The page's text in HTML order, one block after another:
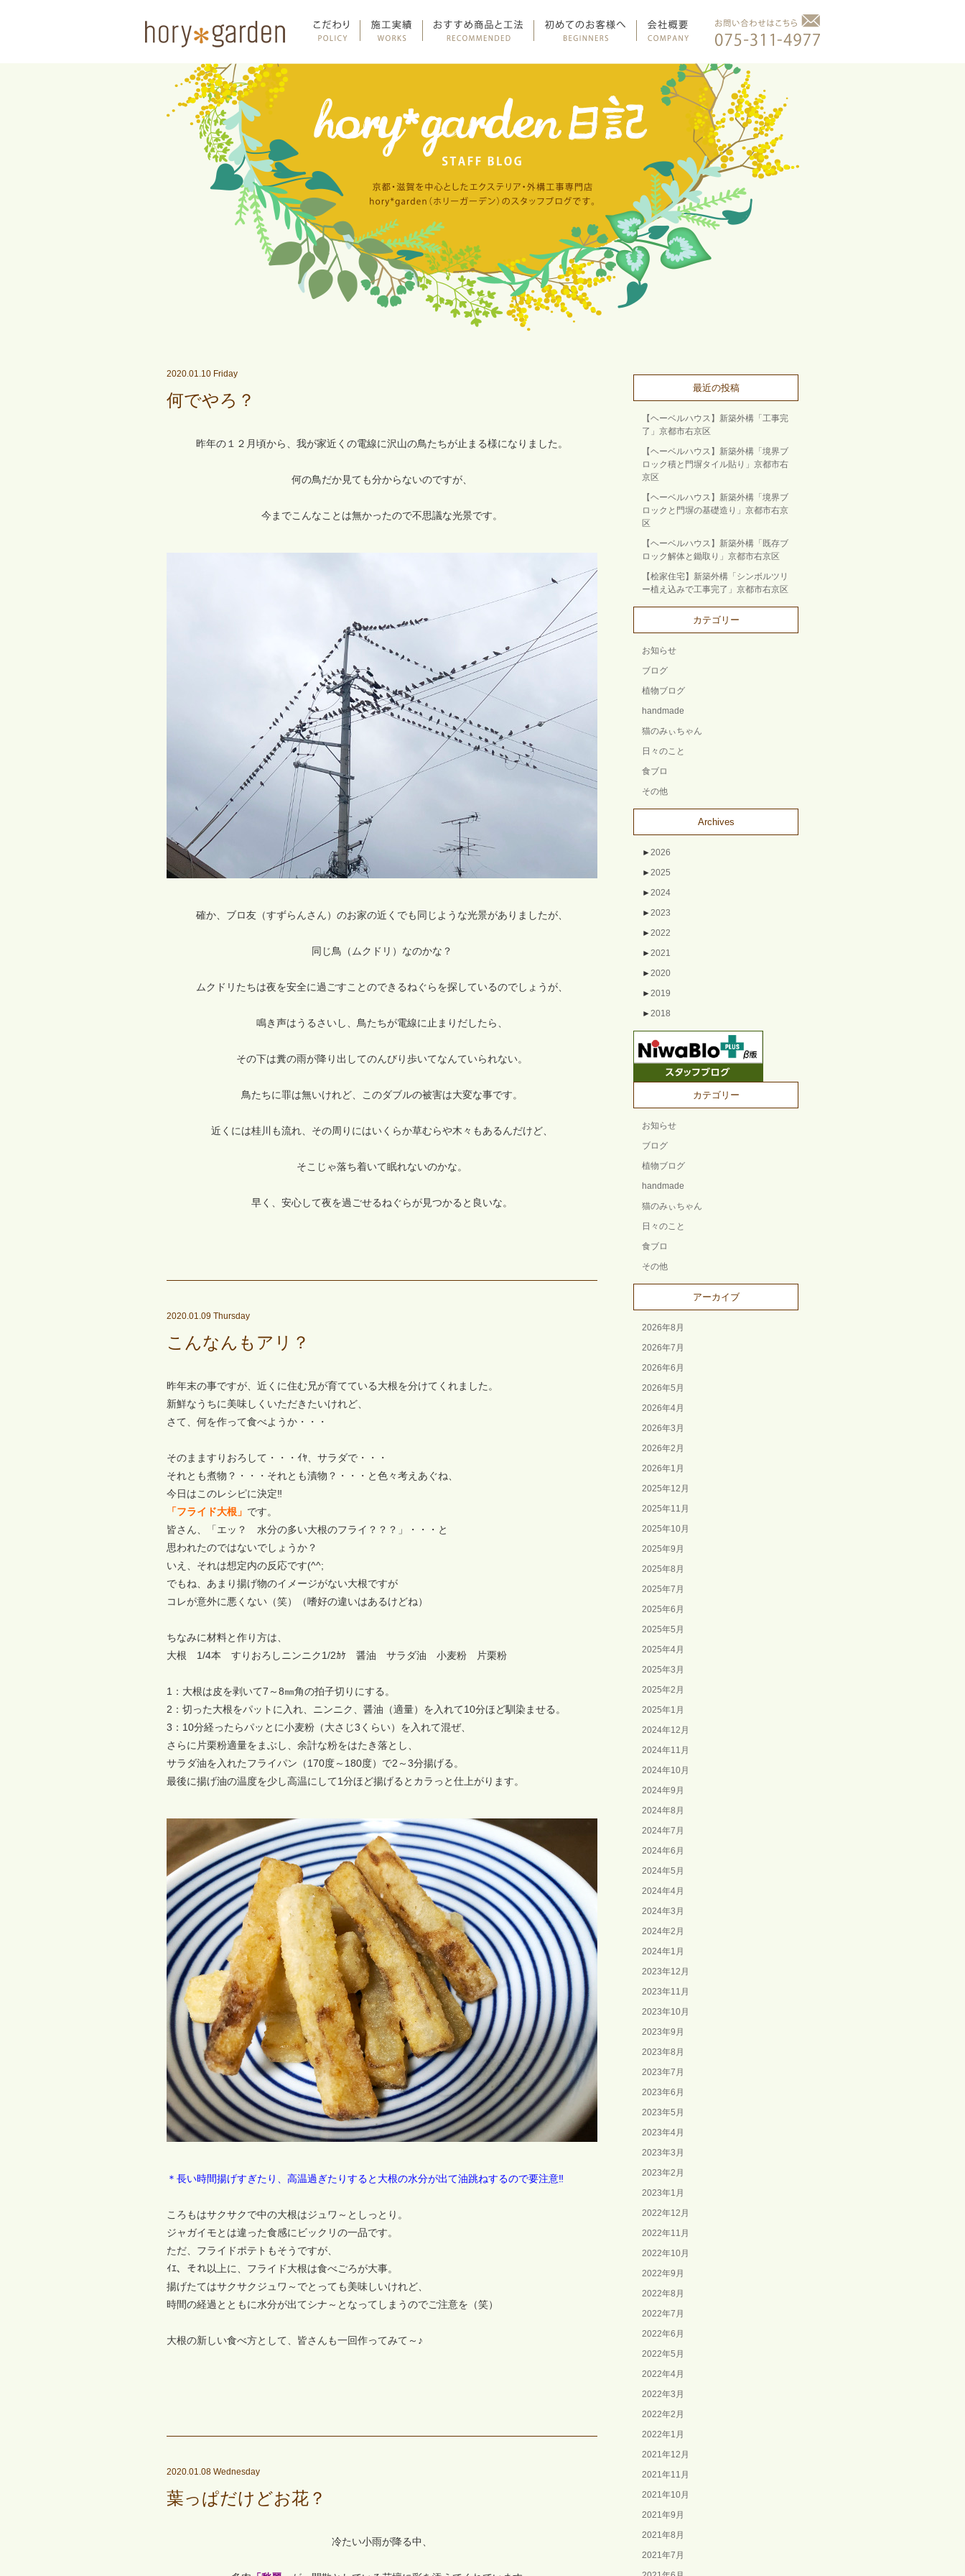
2020.01.10 Friday
何でやろ？
昨年の１２月頃から、我が家近くの電線に沢山の鳥たちが止まる様になりました。
何の鳥だか見ても分からないのですが、
今までこんなことは無かったので不思議な光景です。
確か、ブロ友（すずらんさん）のお家の近くでも同じような光景がありましたが、
同じ鳥（ムクドリ）なのかな？
ムクドリたちは夜を安全に過ごすことのできるねぐらを探しているのでしょうが、
鳴き声はうるさいし、鳥たちが電線に止まりだしたら、
その下は糞の雨が降り出してのんびり歩いてなんていられない。
鳥たちに罪は無いけれど、このダブルの被害は大変な事です。
近くには桂川も流れ、その周りにはいくらか草むらや木々もあるんだけど、
そこじゃ落ち着いて眠れないのかな。
早く、安心して夜を過ごせるねぐらが見つかると良いな。
2020.01.09 Thursday
こんなんもアリ？
昨年末の事ですが、近くに住む兄が育てている大根を分けてくれました。
新鮮なうちに美味しくいただきたいけれど、
さて、何を作って食べようか・・・
そのまますりおろして・・・ｲﾔ、サラダで・・・
それとも煮物？・・・それとも漬物？・・・と色々考えあぐね、
今日はこのレシピに決定‼
「フライド大根」 です。
皆さん、「エッ？ 水分の多い大根のフライ？？？」・・・と
思われたのではないでしょうか？
いえ、それは想定内の反応です(^^;
でもね、あまり揚げ物のイメージがない大根ですが
コレが意外に悪くない（笑）（嗜好の違いはあるけどね）
ちなみに材料と作り方は、
大根 1/4本 すりおろしニンニク1/2ｶｹ 醤油 サラダ油 小麦粉 片栗粉
1：大根は皮を剥いて7～8㎜角の拍子切りにする。
2：切った大根をパットに入れ、ニンニク、醤油（適量）を入れて10分ほど馴染ませる。
3：10分経ったらパッとに小麦粉（大さじ3くらい）を入れて混ぜ、
さらに片栗粉適量をまぶし、余計な粉をはたき落とし、
サラダ油を入れたフライパン（170度～180度）で2～3分揚げる。
最後に揚げ油の温度を少し高温にして1分ほど揚げるとカラっと仕上がります。
＊長い時間揚げすぎたり、高温過ぎたりすると大根の水分が出て油跳ねするので要注意‼
ころもはサクサクで中の大根はジュワ～としっとり。
ジャガイモとは違った食感にビックリの一品です。
ただ、フライドポテトもそうですが、
ｲｴ、それ以上に、フライド大根は食べごろが大事。
揚げたてはサクサクジュワ～でとっても美味しいけれど、
時間の経過とともに水分が出てシナ～となってしまうのでご注意を（笑）
大根の新しい食べ方として、皆さんも一回作ってみて～♪
2020.01.08 Wednesday
葉っぱだけどお花？
冷たい小雨が降る中、
最近の投稿
【ヘーベルハウス】新築外構「工事完
了」京都市右京区
【ヘーベルハウス】新築外構「境界ブ
ロック積と門塀タイル貼り」京都市右
京区
【ヘーベルハウス】新築外構「境界ブ
ロックと門塀の基礎造り」京都市右京
区
【ヘーベルハウス】新築外構「既存ブ
ロック解体と鋤取り」京都市右京区
【桧家住宅】新築外構「シンボルツリ
ー植え込みで工事完了」京都市右京区
カテゴリー
お知らせ
ブログ
植物ブログ
handmade
猫のみぃちゃん
日々のこと
食ブロ
その他
Archives
►2026
►2025
►2024
►2023
►2022
►2021
►2020
►2019
►2018
カテゴリー
お知らせ
ブログ
植物ブログ
handmade
猫のみぃちゃん
日々のこと
食ブロ
その他
アーカイブ
2026年8月
2026年7月
2026年6月
2026年5月
2026年4月
2026年3月
2026年2月
2026年1月
2025年12月
2025年11月
2025年10月
2025年9月
2025年8月
2025年7月
2025年6月
2025年5月
2025年4月
2025年3月
2025年2月
2025年1月
2024年12月
2024年11月
2024年10月
2024年9月
2024年8月
2024年7月
2024年6月
2024年5月
2024年4月
2024年3月
2024年2月
2024年1月
2023年12月
2023年11月
2023年10月
2023年9月
2023年8月
2023年7月
2023年6月
2023年5月
2023年4月
2023年3月
2023年2月
2023年1月
2022年12月
2022年11月
2022年10月
2022年9月
2022年8月
2022年7月
2022年6月
2022年5月
2022年4月
2022年3月
2022年2月
2022年1月
2021年12月
2021年11月
2021年10月
2021年9月
2021年8月
2021年7月